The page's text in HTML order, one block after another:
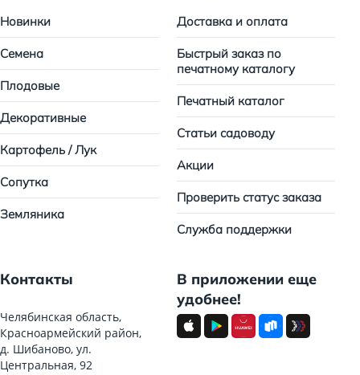
Новинки
Семена
Плодовые
Декоративные
Картофель / Лук
Сопутка
Земляника
Доставка и оплата
Быстрый заказ по
печатному каталогу
Печатный каталог
Статьи садоводу
Акции
Проверить статус заказа
Служба поддержки
Контакты
Челябинская область,
Красноармейский район,
д. Шибаново, ул.
Центральная, 92
В приложении еще
удобнее!